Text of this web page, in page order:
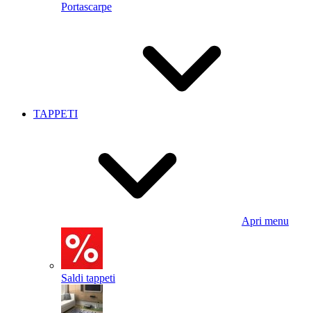
Portascarpe
TAPPETI
Apri menu
Saldi tappeti